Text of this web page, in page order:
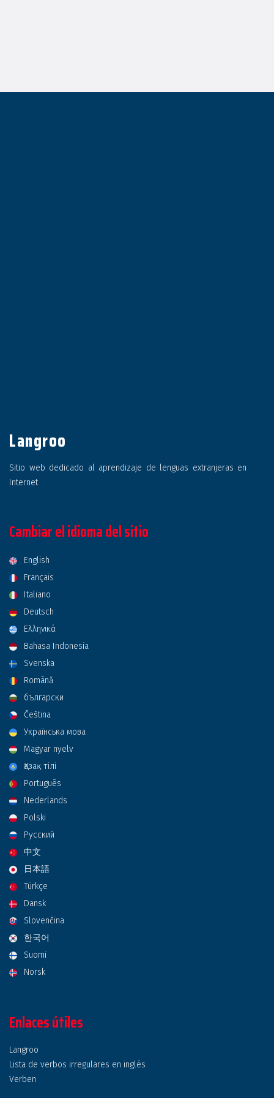
Langroo
Sitio web dedicado al aprendizaje de lenguas extranjeras en
Internet
Cambiar el idioma del sitio
English
Français
Italiano
Deutsch
Ελληνικά
Bahasa Indonesia
Svenska
Română
български
Čeština
Українська мова
Magyar nyelv
Қазақ тілі
Português
Nederlands
Polski
Русский
中文
日本語
Türkçe
Dansk
Slovenčina
한국어
Suomi
Norsk
Enlaces útiles
Langroo
Lista de verbos irregulares en inglés
Verben